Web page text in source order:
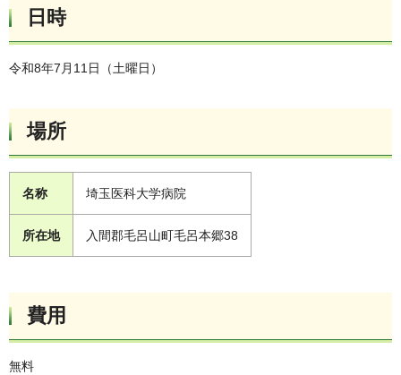
日時
令和8年7月11日（土曜日）
場所
名称 埼玉医科大学病院
所在地 入間郡毛呂山町毛呂本郷38
費用
無料